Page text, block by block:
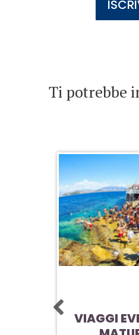
Ti potrebbe
VIAGGI